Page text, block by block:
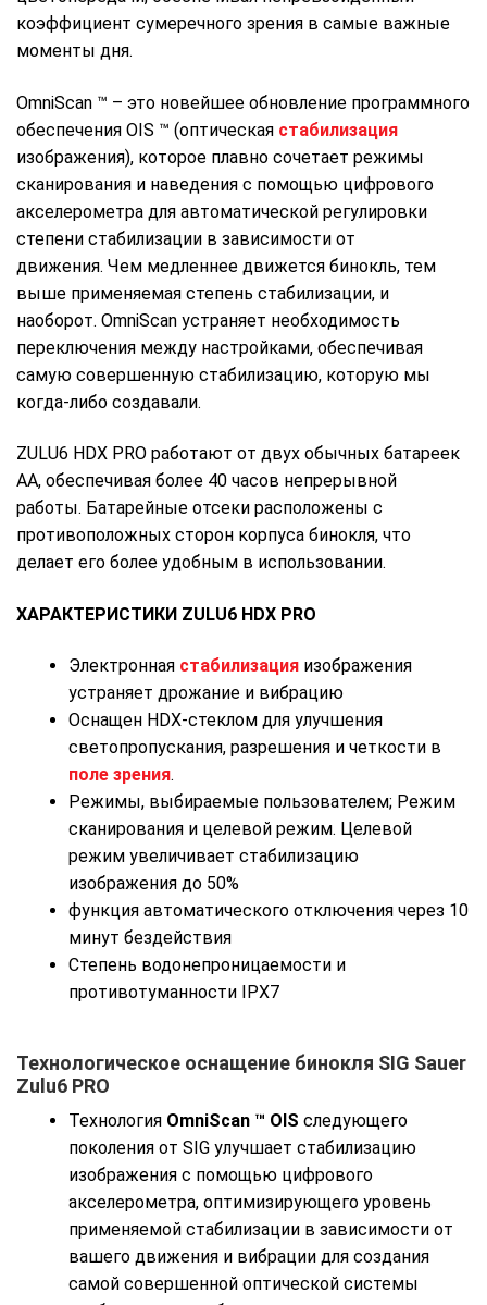
коэффициент сумеречного зрения в самые важные
моменты дня.
OmniScan ™ – это новейшее обновление программного
обеспечения OIS ™ (оптическая стабилизация
изображения), которое плавно сочетает режимы
сканирования и наведения с помощью цифрового
акселерометра для автоматической регулировки
степени стабилизации в зависимости от
движения. Чем медленнее движется бинокль, тем
выше применяемая степень стабилизации, и
наоборот. OmniScan устраняет необходимость
переключения между настройками, обеспечивая
самую совершенную стабилизацию, которую мы
когда-либо создавали.
ZULU6 HDX PRO работают от двух обычных батареек
AA, обеспечивая более 40 часов непрерывной
работы. Батарейные отсеки расположены с
противоположных сторон корпуса бинокля, что
делает его более удобным в использовании.
ХАРАКТЕРИСТИКИ ZULU6 HDX PRO
Электронная стабилизация изображения
устраняет дрожание и вибрацию
Оснащен HDX-стеклом для улучшения
светопропускания, разрешения и четкости в
поле зрения.
Режимы, выбираемые пользователем; Режим
сканирования и целевой режим. Целевой
режим увеличивает стабилизацию
изображения до 50%
функция автоматического отключения через 10
минут бездействия
Степень водонепроницаемости и
противотуманности IPX7
Технологическое оснащение бинокля SIG Sauer
Zulu6 PRO
Технология OmniScan ™ OIS следующего
поколения от SIG улучшает стабилизацию
изображения с помощью цифрового
акселерометра, оптимизирующего уровень
применяемой стабилизации в зависимости от
вашего движения и вибрации для создания
самой совершенной оптической системы